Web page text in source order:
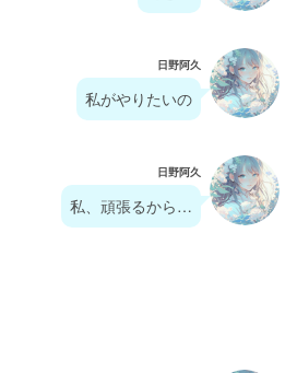
日野阿久
私がやりたいの
日野阿久
私、頑張るから…